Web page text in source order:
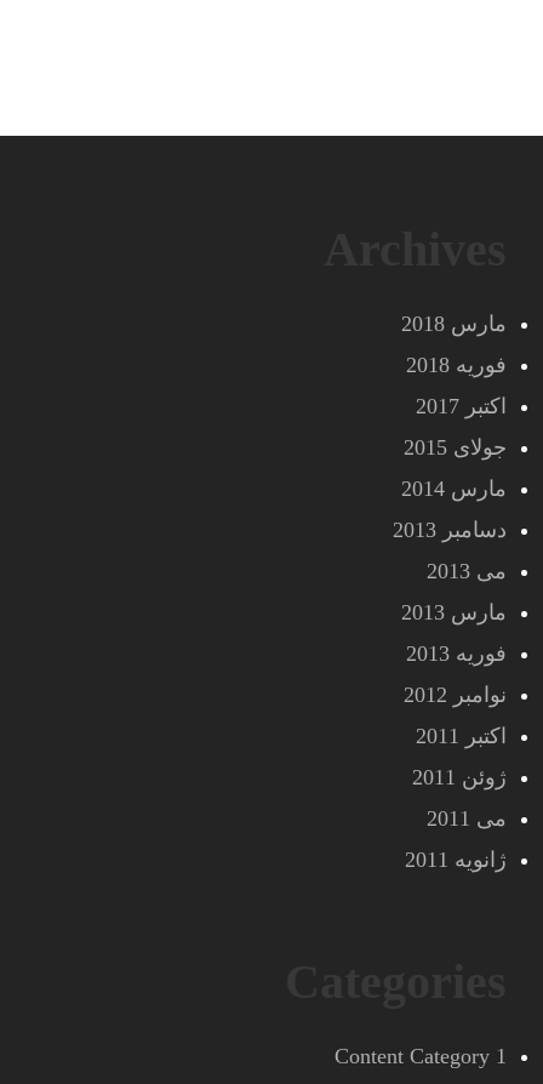
مارس 2018
فوریه 2018
اکتبر 2017
جولای 2015
مارس 2014
دسامبر 2013
می 2013
مارس 2013
فوریه 2013
نوامبر 2012
اکتبر 2011
ژوئن 2011
می 2011
ژانویه 2011
Content Category 1